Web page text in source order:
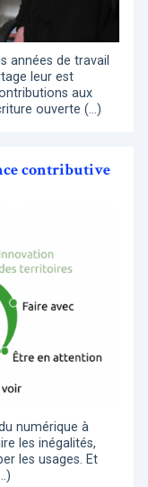
années de travail
leur est
aux
ouverte (…)
contributive
numérique à
les inégalités,
les usages. Et